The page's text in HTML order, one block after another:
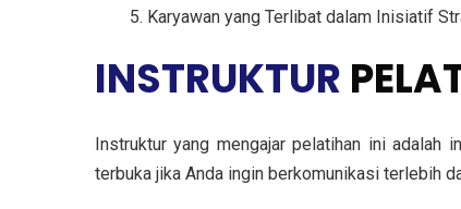
Karyawan yang Terlibat dalam Inisiatif
INSTRUKTUR
Instruktur yang mengajar pelatihan ini adalah
terbuka jika Anda ingin berkomunikasi terlebih